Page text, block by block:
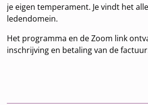
je eigen temperament. Je vindt het
ledendomein.
Het programma en de Zoom link
inschrijving en betaling van de